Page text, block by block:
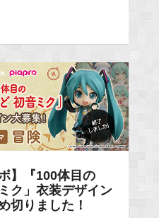
】『100体目の
ク」衣装デザイン
切りました！